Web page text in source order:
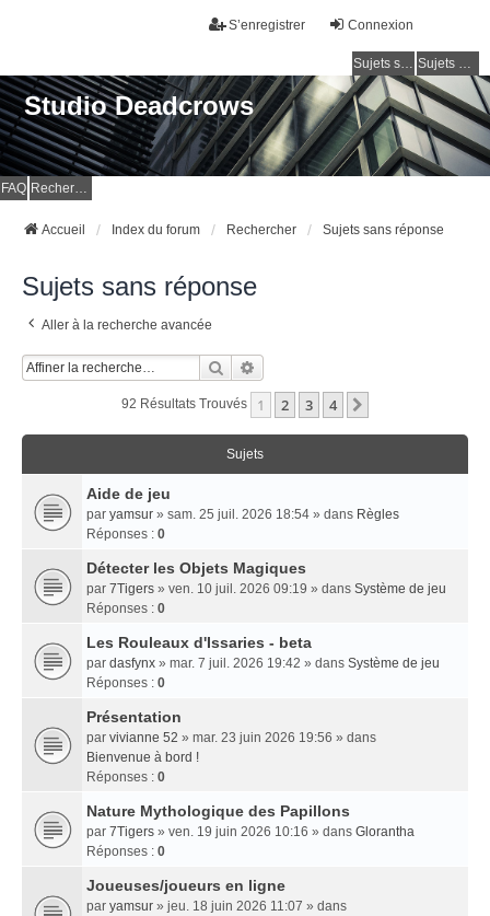
Connexion
S’enregistrer
Sujets sans réponse Sujets actifs
Studio Deadcrows
FAQ Rechercher
Accueil Index du forum Rechercher Sujets sans réponse
Sujets sans réponse
Aller à la recherche avancée
Rechercher
92 Résultats Trouvés 1 2 3 4
Sujets
Aide de jeu
par yamsur » sam. 25 juil. 2026 18:54 » dans Règles
Réponses : 0
Détecter les Objets Magiques
par 7Tigers » ven. 10 juil. 2026 09:19 » dans Système de jeu
Réponses : 0
Les Rouleaux d'Issaries - beta
par dasfynx » mar. 7 juil. 2026 19:42 » dans Système de jeu
Réponses : 0
Présentation
par vivianne 52 » mar. 23 juin 2026 19:56 » dans
Bienvenue à bord !
Réponses : 0
Nature Mythologique des Papillons
par 7Tigers » ven. 19 juin 2026 10:16 » dans Glorantha
Réponses : 0
Joueuses/joueurs en ligne
par yamsur » jeu. 18 juin 2026 11:07 » dans